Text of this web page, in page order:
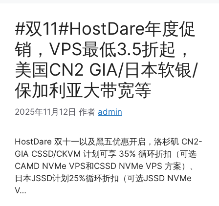
#双11#HostDare年度促
销，VPS最低3.5折起，
美国CN2 GIA/日本软银/
保加利亚大带宽等
2025年11月12日 作者 admin
HostDare 双十一以及黑五优惠开启，洛杉矶 CN2-
GIA CSSD/CKVM 计划可享 35% 循环折扣（可选
CAMD NVMe VPS和CSSD NVMe VPS 方案）、
日本JSSD计划25%循环折扣（可选JSSD NVMe
V…